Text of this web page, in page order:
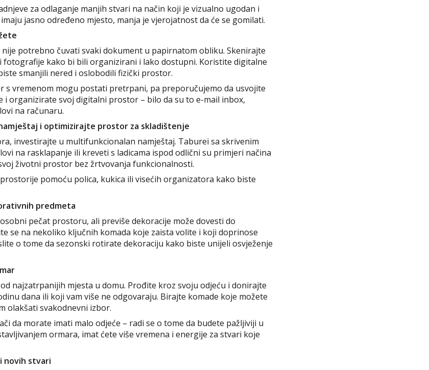
za odlaganje manjih stvari na način koji je vizualno ugodan i
jasno određeno mjesto, manja je vjerojatnost da će se gomilati.
potrebno čuvati svaki dokument u papirnatom obliku. Skenirajte
fotografije kako bi bili organizirani i lako dostupni. Koristite digitalne
smanjili nered i oslobodili fizički prostor.
s vremenom mogu postati pretrpani, pa preporučujemo da usvojite
i organizirate svoj digitalni prostor – bilo da su to e-mail inbox,
na računaru.
i optimizirajte prostor za skladištenje
investirajte u multifunkcionalan namještaj. Taburei sa skrivenim
na rasklapanje ili kreveti s ladicama ispod odlični su primjeri načina
životni prostor bez žrtvovanja funkcionalnosti.
pomoću polica, kukica ili visećih organizatora kako biste
predmeta
pečat prostoru, ali previše dekoracije može dovesti do
se na nekoliko ključnih komada koje zaista volite i koji doprinose
o tome da sezonski rotirate dekoraciju kako biste unijeli osvježenje
najzatrpanijih mjesta u domu. Prođite kroz svoju odjeću i donirajte
dana ili koji vam više ne odgovaraju. Birajte komade koje možete
olakšati svakodnevni izbor.
da morate imati malo odjeće – radi se o tome da budete pažljiviji u
ormara, imat ćete više vremena i energije za stvari koje
novih stvari